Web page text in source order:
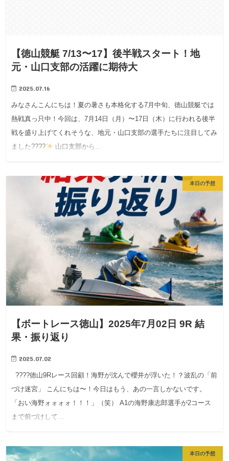
【徳山競艇 7/13〜17】後半戦スタート！地
元・山口支部の活躍に期待大
2025.07.16
みなさんこんにちは！夏の暑さも本格化する7月中旬、徳山競艇では
熱戦真っ只中！今回は、7月14日（月）〜17日（木）に行われる後半
戦を盛り上げてくれそうな、地元・山口支部の選手たちに注目してみ
ました????
山口支部から…
本日の予想
【ボートレース徳山】2025年7月02日 9R 結
果・振り返り
2025.07.02
????徳山9Rレース回顧！海野が沈んで櫻井が浮いた！？波乱の「前
づけ迷宮」 こんにちは〜！今日はもう、あの一言しかないです。
「おい海野ォォォォ！！！」（笑） A1の海野康志郎選手が2コース
まで前づけして…
本日の予想